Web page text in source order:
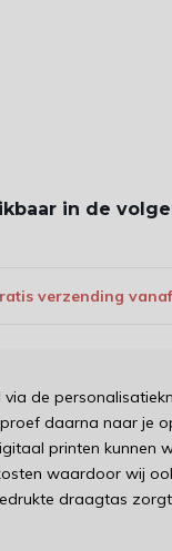
in de
verzending
de
daarna naar je
printen kunnen
waardoor wij
draagtas